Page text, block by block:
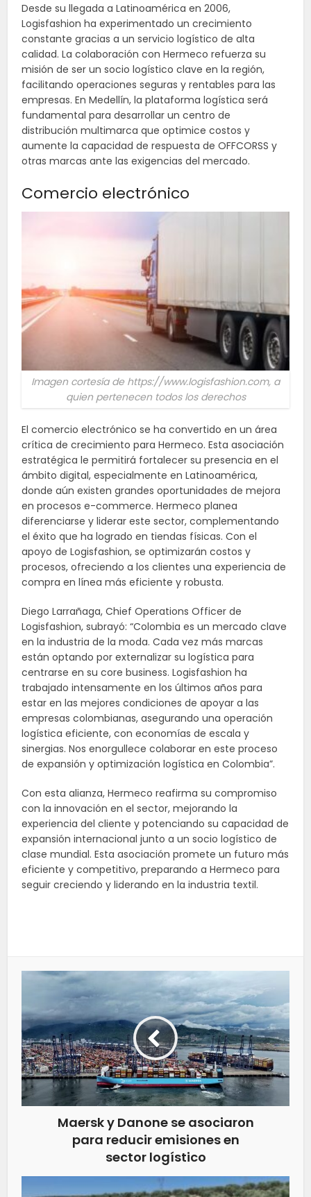
Desde su llegada a Latinoamérica en 2006,
Logisfashion ha experimentado un crecimiento
constante gracias a un servicio logístico de alta
calidad. La colaboración con Hermeco refuerza su
misión de ser un socio logístico clave en la región,
facilitando operaciones seguras y rentables para las
empresas. En Medellín, la plataforma logística será
fundamental para desarrollar un centro de
distribución multimarca que optimice costos y
aumente la capacidad de respuesta de OFFCORSS y
otras marcas ante las exigencias del mercado.
Comercio electrónico
Imagen cortesía de https://www.logisfashion.com, a
quien pertenecen todos los derechos
El comercio electrónico se ha convertido en un área
crítica de crecimiento para Hermeco. Esta asociación
estratégica le permitirá fortalecer su presencia en el
ámbito digital, especialmente en Latinoamérica,
donde aún existen grandes oportunidades de mejora
en procesos e-commerce. Hermeco planea
diferenciarse y liderar este sector, complementando
el éxito que ha logrado en tiendas físicas. Con el
apoyo de Logisfashion, se optimizarán costos y
procesos, ofreciendo a los clientes una experiencia de
compra en línea más eficiente y robusta.
Diego Larrañaga, Chief Operations Officer de
Logisfashion, subrayó: “Colombia es un mercado clave
en la industria de la moda. Cada vez más marcas
están optando por externalizar su logística para
centrarse en su core business. Logisfashion ha
trabajado intensamente en los últimos años para
estar en las mejores condiciones de apoyar a las
empresas colombianas, asegurando una operación
logística eficiente, con economías de escala y
sinergias. Nos enorgullece colaborar en este proceso
de expansión y optimización logística en Colombia”.
Con esta alianza, Hermeco reafirma su compromiso
con la innovación en el sector, mejorando la
experiencia del cliente y potenciando su capacidad de
expansión internacional junto a un socio logístico de
clase mundial. Esta asociación promete un futuro más
eficiente y competitivo, preparando a Hermeco para
seguir creciendo y liderando en la industria textil.
Maersk y Danone se asociaron
para reducir emisiones en
sector logístico